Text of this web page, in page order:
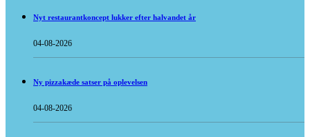
Nyt restaurantkoncept lukker efter halvandet år
04-08-2026
Ny pizzakæde satser på oplevelsen
04-08-2026